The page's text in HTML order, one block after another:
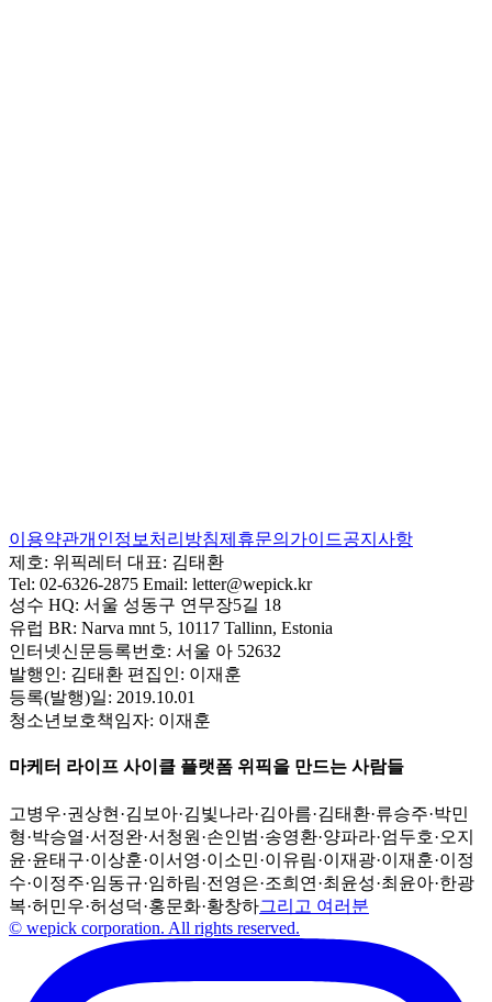
이용약관개인정보처리방침제휴문의 가이드공지사항
제호: 위픽레터 대표: 김태환
Tel: 02-6326-2875 Email: letter@wepick.kr
성수 HQ: 서울 성동구 연무장5길 18
유럽 BR: Narva mnt 5, 10117 Tallinn, Estonia
인터넷신문등록번호: 서울 아 52632
발행인: 김태환 편집인: 이재훈
등록(발행)일: 2019.10.01
청소년보호책임자: 이재훈
마케터 라이프 사이클 플랫폼 위픽을 만드는 사람들
고병우·권상현 ·김보아·김빛나라·김아름·김태환·류승주·박민
형·박승열·서정완·서청원 ·손인범·송영환·양파라·엄두호·오지
윤·윤태구·이상훈·이서영·이소민·이유림·이재광·이재훈·이정
수·이정주·임동규·임하림·전영은·조희연 ·최윤성·최윤아·한광
복·허민우·허성덕·홍문화·황창하그리고 여러분
© wepick corporation. All rights reserved.